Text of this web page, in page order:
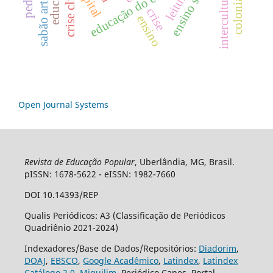
crise
ensino
Open Journal Systems
Revista de Educação Popular, Uberlândia, MG, Brasil.
pISSN: 1678-5622 - eISSN: 1982-7660
DOI 10.14393/REP
Qualis Periódicos: A3 (Classificação de Periódicos
Quadriênio 2021-2024)
Indexadores/Base de Dados/Repositórios: Diadorim,
DOAJ, EBSCO, Google Acadêmico, Latindex, Latindex